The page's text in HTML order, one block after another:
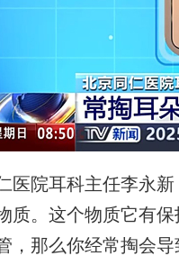
院耳科主任李永新
质。这个物质它有
，那么你经常掏会